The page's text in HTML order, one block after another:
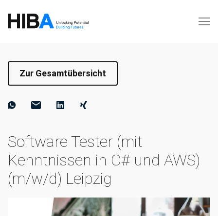
Zur Gesamtübersicht
Software Tester (mit
Kenntnissen in C# und AWS)
(m/w/d) Leipzig